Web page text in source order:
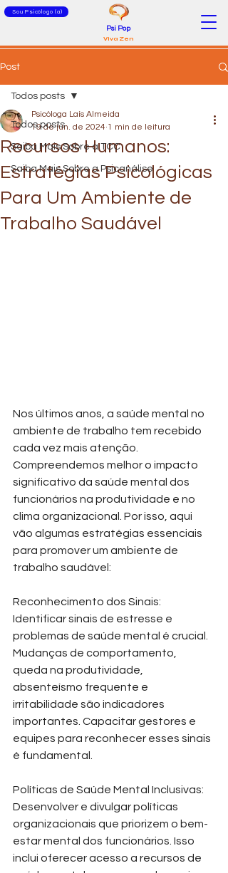
Sou Psicólogo (a)
Psi Pop
Viva Zen
Post
Todos posts
Saiba Mais Sobre a TCC
Saiba Mais Sobre a Psicanálise
Todos posts
Recursos Humanos:
Estratégias Psicológicas
Para Um Ambiente de
Trabalho Saudável
Psicóloga Laís Almeida
19 de jun. de 2024 1 min de leitura
Nos últimos anos, a saúde mental no
ambiente de trabalho tem recebido
cada vez mais atenção.
Compreendemos melhor o impacto
significativo da saúde mental dos
funcionários na produtividade e no
clima organizacional. Por isso, aqui
vão algumas estratégias essenciais
para promover um ambiente de
trabalho saudável:
Reconhecimento dos Sinais:
Identificar sinais de estresse e
problemas de saúde mental é crucial.
Mudanças de comportamento,
queda na produtividade,
absenteísmo frequente e
irritabilidade são indicadores
importantes. Capacitar gestores e
equipes para reconhecer esses sinais
é fundamental.
Políticas de Saúde Mental Inclusivas:
Desenvolver e divulgar políticas
organizacionais que priorizem o bem-
estar mental dos funcionários. Isso
inclui oferecer acesso a recursos de